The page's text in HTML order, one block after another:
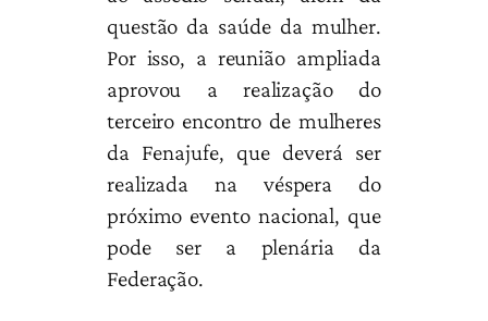
questão da saúde da mulher.
Por isso, a reunião ampliada
aprovou a realização do
terceiro encontro de mulheres
da Fenajufe, que deverá ser
realizada na véspera do
próximo evento nacional, que
pode ser a plenária da
Federação.